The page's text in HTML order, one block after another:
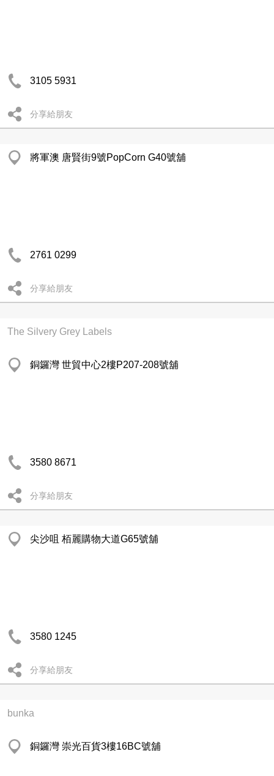
3105 5931
分享給朋友
將軍澳 唐賢街9號PopCorn G40號舖
2761 0299
分享給朋友
The Silvery Grey Labels
銅鑼灣 世貿中心2樓P207-208號舖
3580 8671
分享給朋友
尖沙咀 栢麗購物大道G65號舖
3580 1245
分享給朋友
bunka
銅鑼灣 崇光百貨3樓16BC號舖